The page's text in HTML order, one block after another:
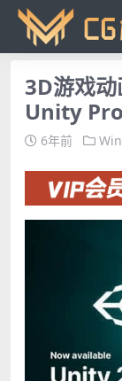
3D游戏
Unity
6年前